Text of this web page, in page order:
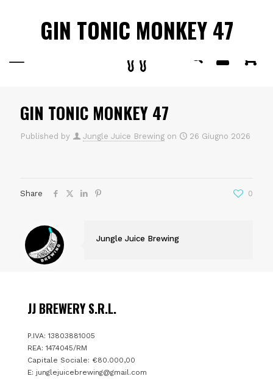
GIN TONIC MONKEY 47
GIN TONIC MONKEY 47
Published by Jungle Juice Brewing on 26 Giugno 2026
Share 0
Jungle Juice Brewing
JJ BREWERY S.R.L.
P.IVA: 13803881005
REA: 1474045/RM
Capitale Sociale: €80.000,00
E: junglejuicebrewing@gmail.com